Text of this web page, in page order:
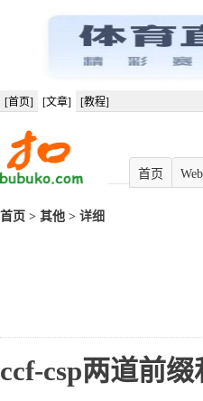
[首页] [文章] [教程]
首页
首页 > 其他 > 详细
ccf-csp两道前缀